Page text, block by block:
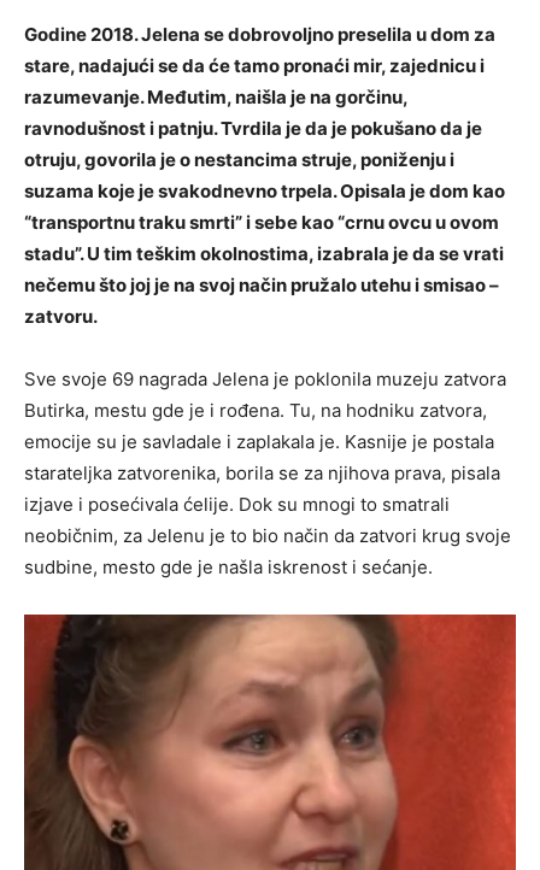
Godine 2018. Jelena se dobrovoljno preselila u dom za
stare, nadajući se da će tamo pronaći mir, zajednicu i
razumevanje. Međutim, naišla je na gorčinu,
ravnodušnost i patnju. Tvrdila je da je pokušano da je
otruju, govorila je o nestancima struje, poniženju i
suzama koje je svakodnevno trpela. Opisala je dom kao
“transportnu traku smrti” i sebe kao “crnu ovcu u ovom
stadu”. U tim teškim okolnostima, izabrala je da se vrati
nečemu što joj je na svoj način pružalo utehu i smisao –
zatvoru.
Sve svoje 69 nagrada Jelena je poklonila muzeju zatvora
Butirka, mestu gde je i rođena. Tu, na hodniku zatvora,
emocije su je savladale i zaplakala je. Kasnije je postala
starateljka zatvorenika, borila se za njihova prava, pisala
izjave i posećivala ćelije. Dok su mnogi to smatrali
neobičnim, za Jelenu je to bio način da zatvori krug svoje
sudbine, mesto gde je našla iskrenost i sećanje.